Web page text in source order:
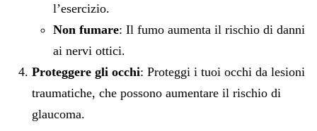
l’esercizio.
Non fumare: Il fumo aumenta il rischio di danni
ai nervi ottici.
Proteggere gli occhi: Proteggi i tuoi occhi da lesioni
traumatiche, che possono aumentare il rischio di
glaucoma.